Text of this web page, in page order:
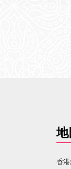
地
香